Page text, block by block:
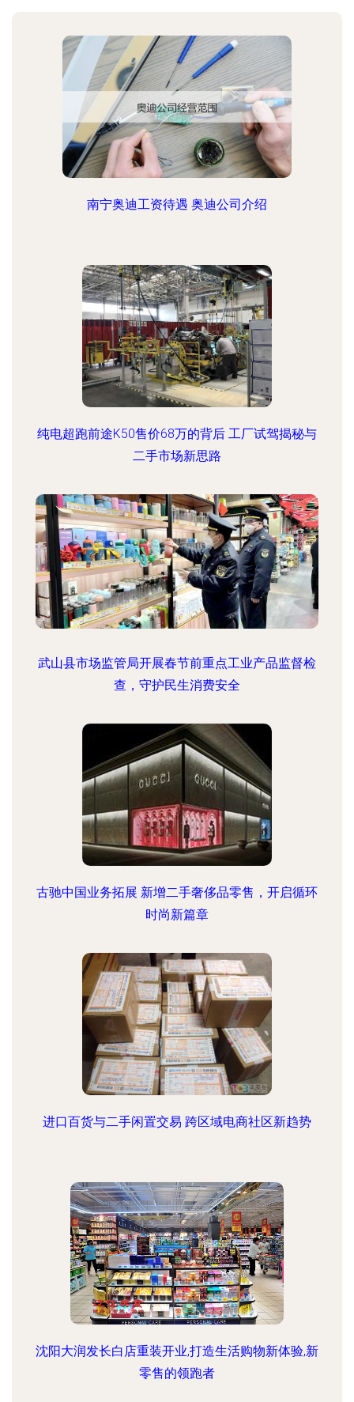
南宁奥迪工资待遇 奥迪公司介绍
纯电超跑前途K50售价68万的背后 工厂试驾揭秘与
二手市场新思路
武山县市场监管局开展春节前重点工业产品监督检
查，守护民生消费安全
古驰中国业务拓展 新增二手奢侈品零售，开启循环
时尚新篇章
进口百货与二手闲置交易 跨区域电商社区新趋势
沈阳大润发长白店重装开业,打造生活购物新体验,新
零售的领跑者